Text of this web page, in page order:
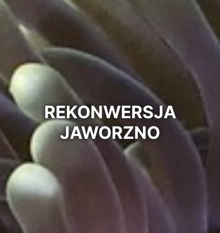
REKONWERSJA
JAWORZNO